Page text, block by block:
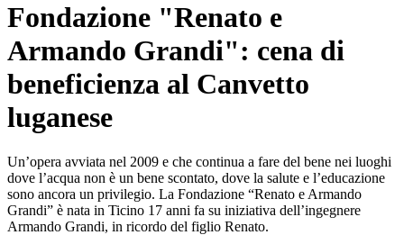
Fondazione "Renato e
Armando Grandi": cena di
beneficienza al Canvetto
luganese
Un’opera avviata nel 2009 e che continua a fare del bene nei luoghi
dove l’acqua non è un bene scontato, dove la salute e l’educazione
sono ancora un privilegio. La Fondazione “Renato e Armando
Grandi” è nata in Ticino 17 anni fa su iniziativa dell’ingegnere
Armando Grandi, in ricordo del figlio Renato.